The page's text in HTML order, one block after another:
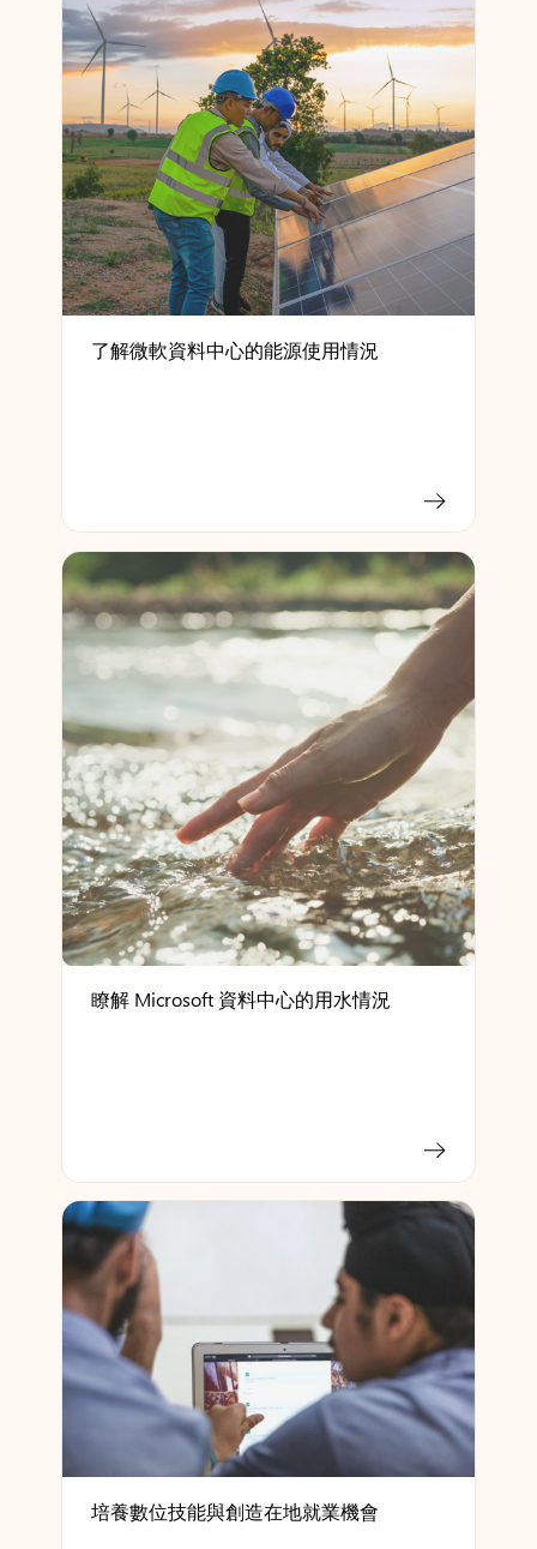
了解微軟資料中心的能源使用情況
瞭解 Microsoft 資料中心的用水情況
培養數位技能與創造在地就業機會